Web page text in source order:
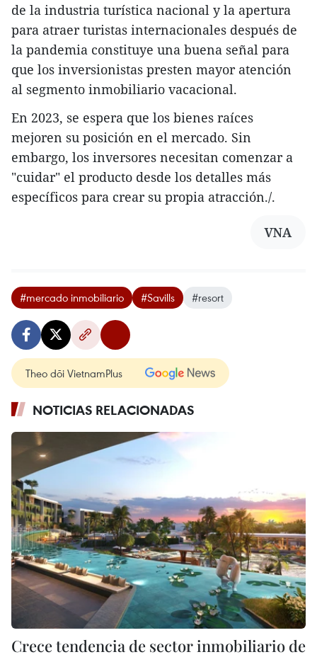
de la industria turística nacional y la apertura
para atraer turistas internacionales después de
la pandemia constituye una buena señal para
que los inversionistas presten mayor atención
al segmento inmobiliario vacacional.
En 2023, se espera que los bienes raíces
mejoren su posición en el mercado. Sin
embargo, los inversores necesitan comenzar a
"cuidar" el producto desde los detalles más
específicos para crear su propia atracción./.
VNA
#mercado inmobiliario #Savills #resort
Theo dõi VietnamPlus
NOTICIAS RELACIONADAS
Crece tendencia de sector inmobiliario de